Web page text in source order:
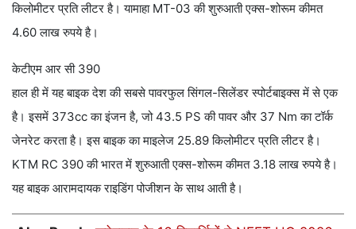
किलोमीटर प्रति लीटर है। यामाहा MT-03 की शुरुआती एक्स-शोरूम कीमत
4.60 लाख रुपये है।
केटीएम आर सी 390
हाल ही में यह बाइक देश की सबसे पावरफुल सिंगल-सिलेंडर स्पोर्टबाइक्स में से एक
है। इसमें 373cc का इंजन है, जो 43.5 PS की पावर और 37 Nm का टॉर्क
जेनरेट करता है। इस बाइक का माइलेज 25.89 किलोमीटर प्रति लीटर है।
KTM RC 390 की भारत में शुरुआती एक्स-शोरूम कीमत 3.18 लाख रुपये है।
यह बाइक आरामदायक राइडिंग पोजीशन के साथ आती है।